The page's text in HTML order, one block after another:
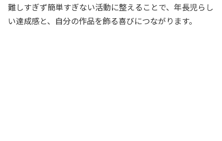
難しすぎず簡単すぎない活動に整えることで、年長児らし
い達成感と、自分の作品を飾る喜びにつながります。